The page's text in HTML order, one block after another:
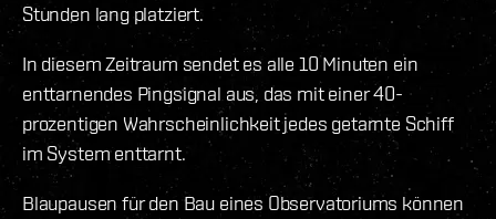
Stunden lang platziert.
In diesem Zeitraum sendet es alle 10 Minuten ein
enttarnendes Pingsignal aus, das mit einer 40-
prozentigen Wahrscheinlichkeit jedes getarnte Schiff
im System enttarnt.
Blaupausen für den Bau eines Observatoriums können